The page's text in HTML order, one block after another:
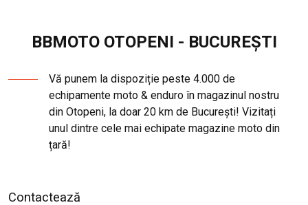
BBMOTO OTOPENI - BUCUREȘTI
Vă punem la dispoziție peste 4.000 de
echipamente moto & enduro în magazinul nostru
din Otopeni, la doar 20 km de București! Vizitați
unul dintre cele mai echipate magazine moto din
țară!
Contactează